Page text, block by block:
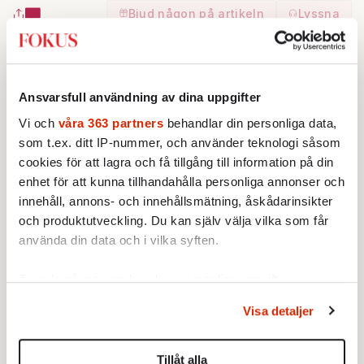
Ansvarsfull användning av dina uppgifter
Vi och våra 363 partners behandlar din personliga data,
som t.ex. ditt IP-nummer, och använder teknologi såsom
cookies för att lagra och få tillgång till information på din
enhet för att kunna tillhandahålla personliga annonser och
innehåll, annons- och innehållsmätning, åskådarinsikter
och produktutveckling. Du kan själv välja vilka som får
använda din data och i vilka syften.
Ta reda på mer om hur dina personliga uppgifter
Du kan ändra eller dra tillbaka ditt samtycke när som
helst från cookie-förklaringen.
Visa detaljer
Tillåt alla
Bjud någon på artikeln
Lyssna
Text:Ylva Lagercrantz Spindler
Publicerad 2026-05-21
Bild: Pressbild/Playhouse Teater
Det här är en argumenterande text. Alla åsikter är
skribentens egna.
K ulturminister Parisa Liljestrand (M)
vill att kulturen ska finansieras mer av
företagssponsring och privata gåvor. Men det